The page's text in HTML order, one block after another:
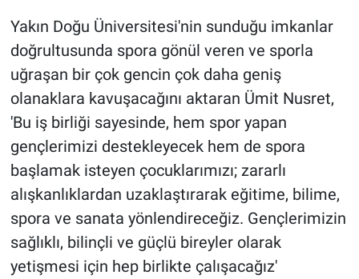
Yakın Doğu Üniversitesi'nin sunduğu imkanlar
doğrultusunda spora gönül veren ve sporla
uğraşan bir çok gencin çok daha geniş
olanaklara kavuşacağını aktaran Ümit Nusret,
'Bu iş birliği sayesinde, hem spor yapan
gençlerimizi destekleyecek hem de spora
başlamak isteyen çocuklarımızı; zararlı
alışkanlıklardan uzaklaştırarak eğitime, bilime,
spora ve sanata yönlendireceğiz. Gençlerimizin
sağlıklı, bilinçli ve güçlü bireyler olarak
yetişmesi için hep birlikte çalışacağız'